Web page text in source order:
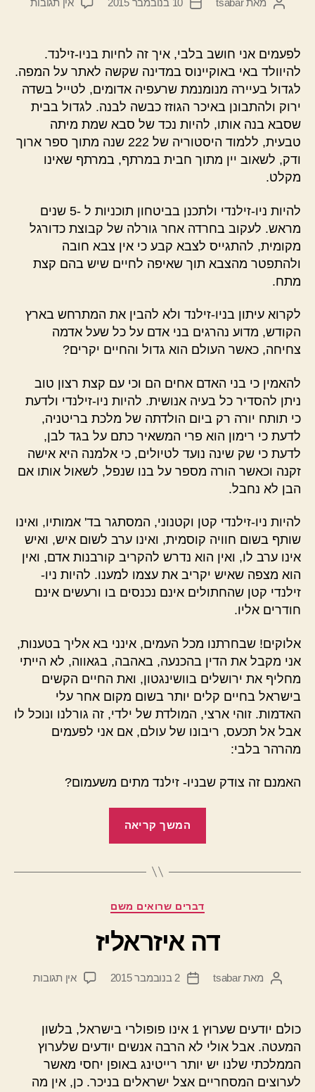
המחבר
מאתtsabar
תאריך
10 בנובמבר 2015 אין תגובות
טומי
לפיד
לפעמים אני חושב בלבי, איך זה לחיות בניו-זילנד.
להיוולד באי באוקיינוס במדינה שקשה לאתר על המפה.
לגדול בעיירה מנומנמת שרעפיה אדומים, לטייל בשדה
ירוק ולהתבונן באיכר הגוזז כבשה לבנה. לגדול בבית
שסבא בנה אותו, להיות נכד של סבא שמת מיתה
טבעית, ללמוד היסטוריה של 222 שנה מתוך ספר ארוך
ודק, לשאוב יין מתוך חבית במרתף, במרתף שאינו
מקלט.
להיות ניו-זילנדי ולתכנן בביטחון תוכניות ל -5 שנים
מראש. לעקוב בחרדה אחר גורלה של קבוצת כדורגל
מקומית, להתגייס לצבא קבע כי אין צבא חובה
ולהתפטר מהצבא תוך שאיפה לחיים שיש בהם קצת
מתח.
לקרוא עיתון בניו-זילנד ולא להבין את המתרחש בארץ
הקודש, מדוע נהרגים בני אדם על כל שעל אדמה
צחיחה, כאשר העולם הוא גדול והחיים יקרים?
להאמין כי בני האדם אחים הם וכי עם קצת רצון טוב
ניתן להסדיר כל בעיה אנושית. להיות ניו-זילנדי ולדעת
כי תותח יורה רק ביום הולדתה של מלכת בריטניה,
לדעת כי רימון הוא פרי המשאיר כתם על בגד לבן,
לדעת כי שק שינה נועד לטיולים, כי אלמנה היא אישה
זקנה וכאשר הורה מספר על בנו שנפל, לשאול אותו אם
הבן לא נחבל.
להיות ניו-זילנדי קטן וקטנוני, המסתגר בד' אמותיו, ואינו
שותף בשום חוויה קוסמית, ואינו ערב לשום איש, ואיש
אינו ערב לו, ואין הוא נדרש להקריב קורבנות אדם, ואין
הוא מצפה שאיש יקריב את עצמו למענו. להיות ניו-
זילנדי קטן שהחתולים אינם נכנסים בו ורעשים אינם
חודרים אליו.
אלוקים! שבחרתנו מכל העמים, אינני בא אליך בטענות,
אני מקבל את הדין בהכנעה, באהבה, בגאווה, לא הייתי
מחליף את ירושלים בוושינגטון, ואת החיים הקשים
בישראל בחיים קלים יותר בשום מקום אחר עלי
האדמות. זוהי ארצי, המולדת של ילדי, זה גורלנו ונוכל לו
אבל אל תכעס, ריבונו של עולם, אם אני לפעמים
מהרהר בלבי:
האמנם זה צודק שבניו- זילנד מתים משעמום?
המשך קריאה
/
קטגוריות
דברים שרואים משם
דה איזראליז
המחבר
מאתtsabar
תאריך
2 בנובמבר 2015 אין תגובותעל
כולם יודעים שערוץ 1 אינו פופולרי בישראל, בלשון
המעטה. אבל אולי לא הרבה אנשים יודעים שלערוץ
הממלכתי שלנו יש יותר רייטינג באופן יחסי מאשר
לערוצים המסחריים אצל ישראלים בניכר. כן, אין מה